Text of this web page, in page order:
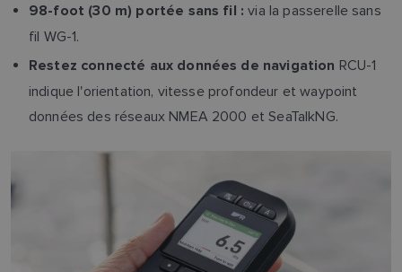
98-foot (30 m) portée sans fil :via la passerelle sans
fil WG-1.
Restez connecté aux données de navigation RCU-1
indique l'orientation, vitesse profondeur et waypoint
données des réseaux NMEA 2000 et SeaTalkNG.